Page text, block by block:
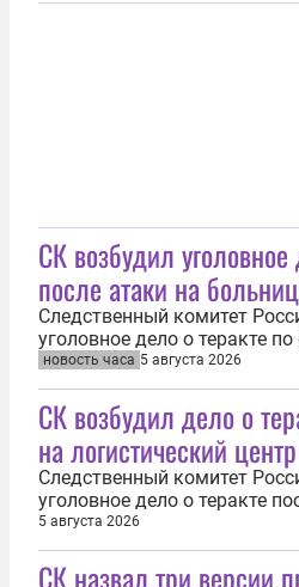
СК возбудил уголовное
после атаки на
Следственный комитет
уголовное дело о теракте
атаки на больницу в ДНР. Об
сообщила официальный
Светлана Петренко.
управлением СК России
дело о террористическом
новость часа 5 августа 2026
СК возбудил дело о
на логистический
Следственный комитет
уголовное дело о теракте
Вооруженных сил Украины
логистический центр
области. Об этом сообщила
5 августа 2026
СК назвал три версии